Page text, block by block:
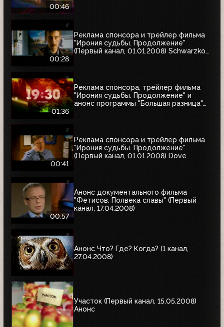
00:46
00:28
Реклама спонсора и трейлер фильма
"Ирония судьбы. Продолжение"
(Первый канал, 01.01.2008) Schwarzkopf
01:36
Реклама спонсора, трейлер фильма
"Ирония судьбы. Продолжение" и
анонс программы "Большая разница"
00:41
Реклама спонсора и трейлер фильма
"Ирония судьбы. Продолжение"
(Первый канал, 01.01.2008) Dove
00:57
Анонс документального фильма
"Фетисов. Полвека славы" (Первый
канал, 17.04.2008)
Анонс Что? Где? Когда? (1 канал,
27.04.2008)
Участок (Первый канал, 15.05.2008)
Анонс